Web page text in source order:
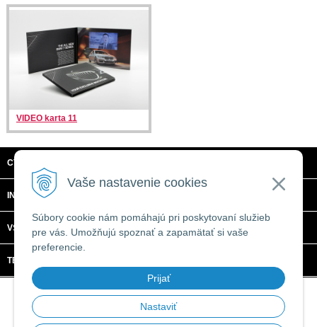
Vaše nastavenie cookies
Súbory cookie nám pomáhajú pri poskytovaní služieb
pre vás. Umožňujú spoznať a zapamätať si vaše
preferencie.
Prijať
Nastaviť
VIDEO karta 11
CTRL + C, S.R.O.
INFORMÁCIE
VŠETKO O NÁKUPE
TECHNICKÉ ŠPECIFIKÁCIE
© 2026 CTRL + C, s.r.o. • tvorba eshopu cez UNIobchod
spoločnosti
WEBYGROUP